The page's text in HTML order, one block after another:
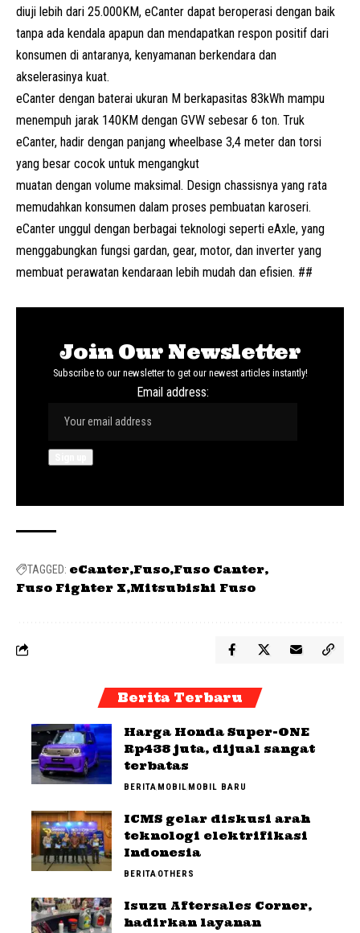
diuji lebih dari 25.000KM, eCanter dapat beroperasi dengan baik
tanpa ada kendala apapun dan mendapatkan respon positif dari
konsumen di antaranya, kenyamanan berkendara dan
akselerasinya kuat.
eCanter dengan baterai ukuran M berkapasitas 83kWh mampu
menempuh jarak 140KM dengan GVW sebesar 6 ton. Truk
eCanter, hadir dengan panjang wheelbase 3,4 meter dan torsi
yang besar cocok untuk mengangkut
muatan dengan volume maksimal. Design chassisnya yang rata
memudahkan konsumen dalam proses pembuatan karoseri.
eCanter unggul dengan berbagai teknologi seperti eAxle, yang
menggabungkan fungsi gardan, gear, motor, dan inverter yang
membuat perawatan kendaraan lebih mudah dan efisien. ##
Join Our Newsletter
Subscribe to our newsletter to get our newest articles instantly!
Email address:
TAGGED: eCanter Fuso Fuso Canter
Fuso Fighter X Mitsubishi Fuso
Berita Terbaru
Harga Honda Super-ONE
Rp438 juta, dijual sangat
terbatas
BERITAMOBILMOBIL BARU
ICMS gelar diskusi arah
teknologi elektrifikasi
Indonesia
BERITAOTHERS
Isuzu Aftersales Corner,
hadirkan layanan